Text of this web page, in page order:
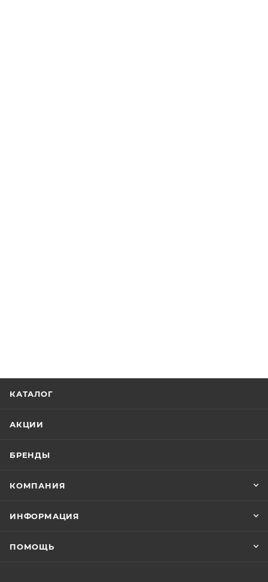
КАТАЛОГ
АКЦИИ
БРЕНДЫ
КОМПАНИЯ
ИНФОРМАЦИЯ
ПОМОЩЬ